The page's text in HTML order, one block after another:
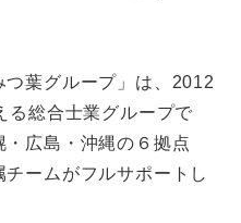
葉グループ」は、2012
る総合士業グループで
広島・沖縄の６拠点
ームがフルサポートし